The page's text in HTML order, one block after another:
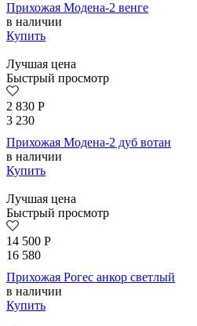
Прихожая Модена-2 венге
в наличии
Купить
Лучшая цена
Быстрый просмотр
2 830 Р
3 230
Прихожая Модена-2 дуб вотан
в наличии
Купить
Лучшая цена
Быстрый просмотр
14 500 Р
16 580
Прихожая Рогес анкор светлый
в наличии
Купить